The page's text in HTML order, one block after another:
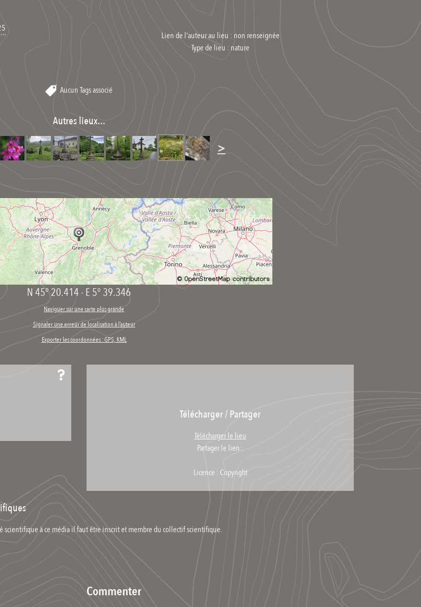
Lien de l'auteur au lieu : non renseignée
Type de lieu :nature
Aucun Tags associé
Autres lieux...
>
N 45° 20.414- E 5° 39.346
Naviguer sur une carte plus grande
Signaler une erreur de localisation à l’auteur
Exporter les coordonnées : GPS, KML
Télécharger / Partager
Télécharger le lieu
Partager le lien :
Licence : Copyright
scientifique à ce média il faut être inscrit et membre du collectif scientifique.
Commenter